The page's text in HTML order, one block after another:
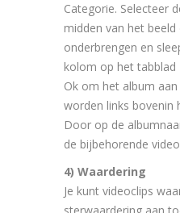
Categorie. Selecteer
midden van het
onderbrengen en
kolom op het tabblad
Ok om het album
worden links bovenin
Door op de
de bijbehorende
4) Waardering
Je kunt videoclips